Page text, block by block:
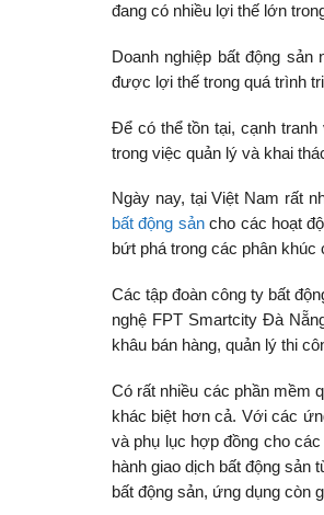
đang có nhiều lợi thế lớn
Doanh nghiệp bất động
được lợi thế trong quá trình
Để có thể tồn tại, cạnh tranh
trong việc quản lý và khai
Ngày nay, tại Việt Nam rất
bất động sảncho các hoạt
bứt phá trong các phân khúc
Các tập đoàn công ty bất
nghệ FPT Smartcity Đà
khâu bán hàng, quản lý thi
Có rất nhiều các phần mềm
khác biệt hơn cả. Với các
và phụ lục hợp đồng cho
hành giao dịch bất động
bất động sản, ứng dụng còn